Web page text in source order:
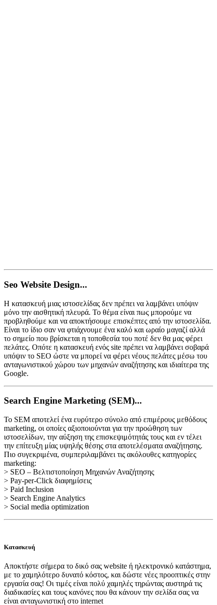
Seo Website Design...
Η κατασκευή μιας ιστοσελίδας δεν πρέπει να λαμβάνει υπόψιν
μόνο την αισθητική πλευρά. Το θέμα είναι πως μπορούμε να
προβληθούμε και να αποκτήσουμε επισκέπτες από την ιστοσελίδα.
Είναι το ίδιο σαν να φτιάχνουμε ένα καλό και ωραίο μαγαζί αλλά
το σημείο που βρίσκεται η τοποθεσία του ποτέ δεν θα μας φέρει
πελάτες. Οπότε η κατασκευή ενός site πρέπει να λαμβάνει σοβαρά
υπόψιν το SEO ώστε να μπορεί να φέρει νέους πελάτες μέσω του
ανταγωνιστικού χώρου των μηχανών αναζήτησης και ιδιαίτερα της
Google.
Search Engine Marketing (SEM)...
Το SEM αποτελεί ένα ευρύτερο σύνολο από επιμέρους μεθόδους
marketing, οι οποίες αξιοποιούνται για την προώθηση των
ιστοσελίδων, την αύξηση της επισκεψιμότητάς τους και εν τέλει
την επίτευξη μίας υψηλής θέσης στα αποτελέσματα αναζήτησης.
Πιο συγεκριμένα, συμπεριλαμβάνει τις ακόλουθες κατηγορίες
marketing:
> SEO – Βελτιστοποίηση Μηχανών Αναζήτησης
> Pay-per-Click διαφημίσεις
> Paid Inclusion
> Search Engine Analytics
> Social media optimization
Κατασκευή
Αποκτήστε σήμερα το δικό σας website ή ηλεκτρονικό κατάστημα,
με το χαμηλότερο δυνατό κόστος, και δώστε νέες προοπτικές στην
εργασία σας! Οι τιμές είναι πολύ χαμηλές τηρώντας αυστηρά τις
διαδικασίες και τους κανόνες που θα κάνουν την σελίδα σας να
είναι ανταγωνιστική στο internet